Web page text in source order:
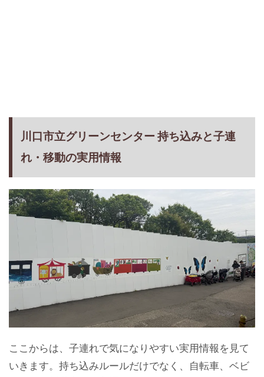
川口市立グリーンセンター 持ち込みと子連
れ・移動の実用情報
ここからは、子連れで気になりやすい実用情報を見て
いきます。持ち込みルールだけでなく、自転車、ベビ